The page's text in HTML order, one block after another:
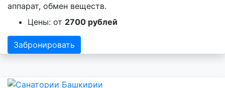
аппарат, обмен веществ.
Цены: от 2700 рублей
Забронировать